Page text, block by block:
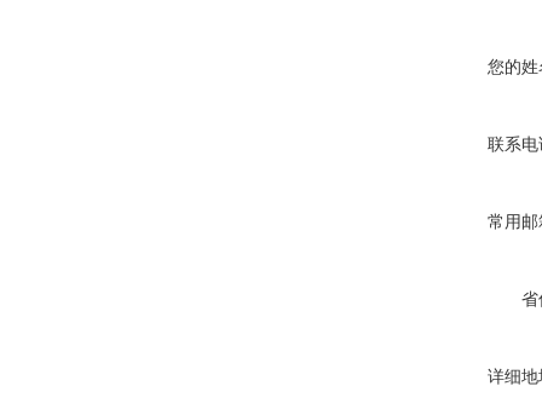
您的姓
联系电
常用邮
省
详细地